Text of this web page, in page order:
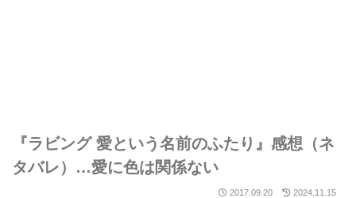
『ラビング 愛という名前のふたり』感想（ネ
タバレ）…愛に色は関係ない
2017.09.20 2024.11.15